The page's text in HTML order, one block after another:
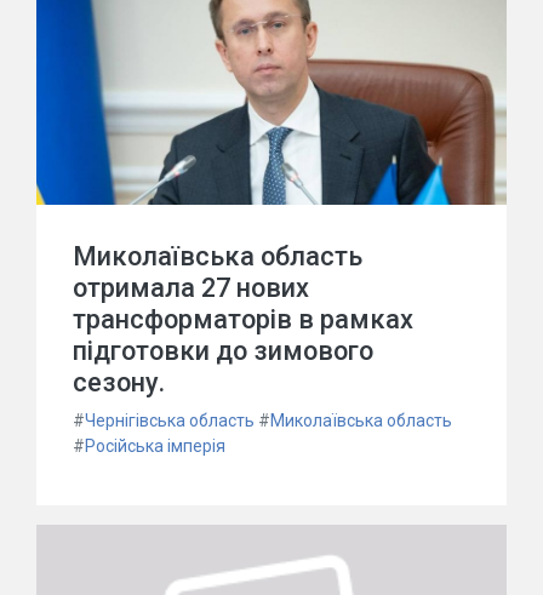
Миколаївська область
отримала 27 нових
трансформаторів в рамках
підготовки до зимового
сезону.
#Чернігівська область #Миколаївська область
#Російська імперія